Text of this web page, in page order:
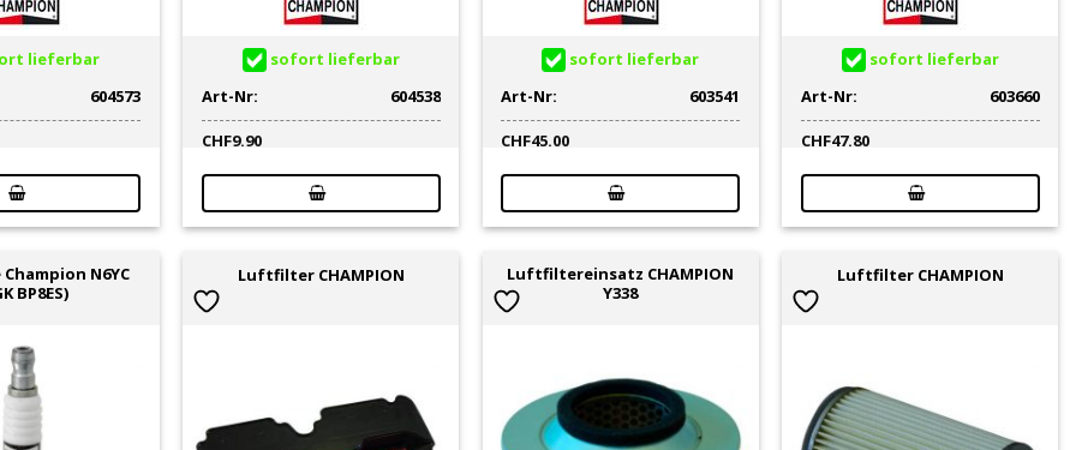
lieferbar
604573
sofort lieferbar
Art-Nr:
604538
CHF9.90
sofort lieferbar
Art-Nr:
603541
CHF45.00
sofort lieferbar
Art-Nr:
603660
CHF47.80
N6YC
BP8ES)
Luftfilter CHAMPION
Luftfiltereinsatz CHAMPION
Y338
Luftfilter CHAMPION